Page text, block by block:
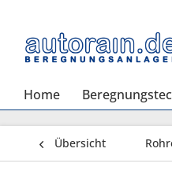
Home
Übersicht